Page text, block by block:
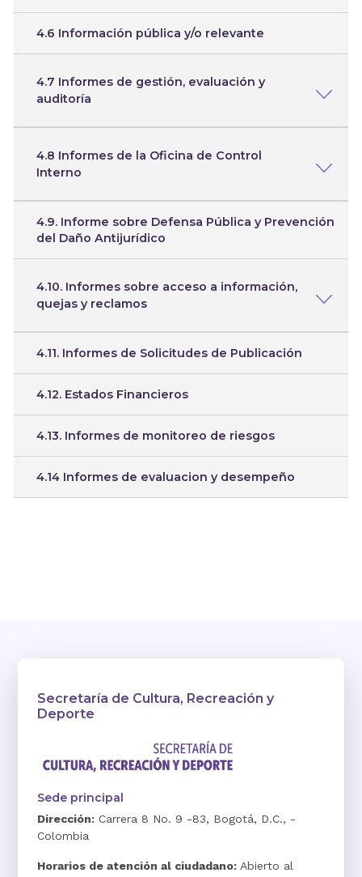
4.6 Información pública y/o relevante
4.7 Informes de gestión, evaluación y
auditoría
4.8 Informes de la Oficina de Control
Interno
4.9. Informe sobre Defensa Pública y Prevención
del Daño Antijurídico
4.10. Informes sobre acceso a información,
quejas y reclamos
4.11. Informes de Solicitudes de Publicación
4.12. Estados Financieros
4.13. Informes de monitoreo de riesgos
4.14 Informes de evaluacion y desempeño
Secretaría de Cultura, Recreación y
Deporte
Sede principal
Dirección: Carrera 8 No. 9 -83, Bogotá, D.C., -
Colombia
Horarios de atención al ciudadano:Abierto al